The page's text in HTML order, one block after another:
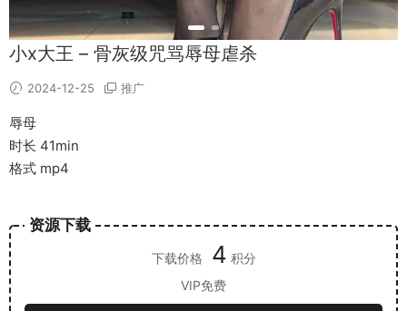
小x大王 – 骨灰级咒骂辱母虐杀
2024-12-25 推广
辱母
时长 41min
格式 mp4
资源下载
下载价格 4 积分
VIP免费